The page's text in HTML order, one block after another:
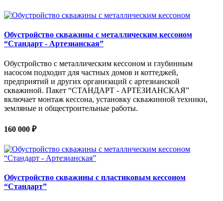
Обустройство скважины с металлическим кессоном
“Стандарт - Артезианская”
Обустройство с металлическим кессоном и глубинным
насосом подходит для частных домов и коттеджей,
предприятий и других организаций с артезианской
скважиной. Пакет “СТАНДАРТ - АРТЕЗИАНСКАЯ”
включает монтаж кессона, установку скважинной техники,
земляные и общестроительные работы.
160 000 ₽
Обустройство скважины с пластиковым кессоном
“Стандарт”